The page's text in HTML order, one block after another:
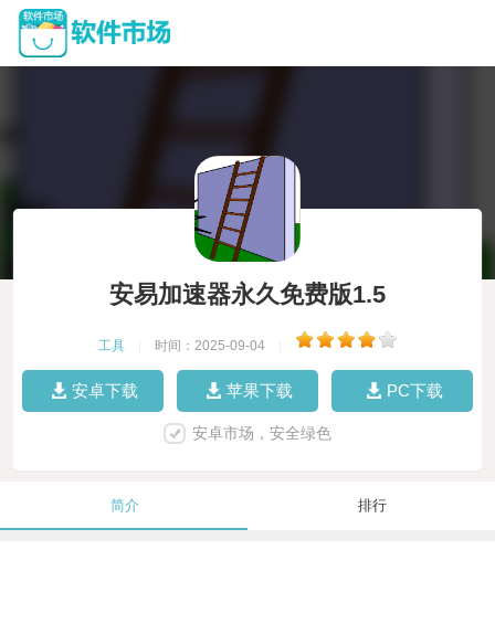
安易加速器永久免费版1.5
工具 时间：2025-09-04
安卓下载 苹果下载 PC下载
安卓市场，安全绿色
简介 排行